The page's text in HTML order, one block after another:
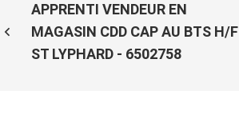
APPRENTI VENDEUR EN
MAGASIN CDD CAP AU BTS H/F
ST LYPHARD - 6502758